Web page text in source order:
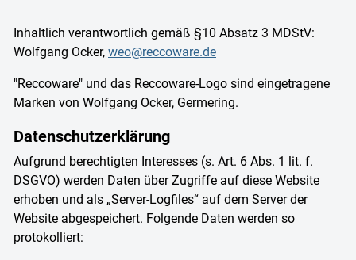
Inhaltlich verantwortlich gemäß §10 Absatz 3 MDStV:
Wolfgang Ocker, weo@reccoware.de
"Reccoware" und das Reccoware-Logo sind eingetragene
Marken von Wolfgang Ocker, Germering.
Datenschutzerklärung
Aufgrund berechtigten Interesses (s. Art. 6 Abs. 1 lit. f.
DSGVO) werden Daten über Zugriffe auf diese Website
erhoben und als „Server-Logfiles“ auf dem Server der
Website abgespeichert. Folgende Daten werden so
protokolliert: